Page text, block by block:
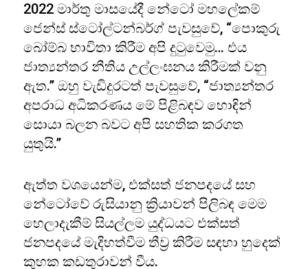
2022 මාර්තු මාසයේදී නේටෝ මහලේකම්
ජෙන්ස් ස්ටෝල්ටන්බර්ග් පැවසුවේ, “පොකුරු
බෝම්බ භාවිතා කිරීම අපි දුටුවෙමු… එය
ජාත්‍යන්තර නීතිය උල්ලංඝනය කිරීමක් වනු
ඇත.” ඔහු වැඩිදුරටත් පැවසුවේ, “ජාත්‍යන්තර
අපරාධ අධිකරණය මේ පිළිබඳව හොඳින්
සොයා බලන බවට අපි සහතික කරගත
යුතුයි.”
ඇත්ත වශයෙන්ම, එක්සත් ජනපදයේ සහ
නේටෝවේ රුසියානු ක්‍රියාවන් පිලිබඳ මෙම
හෙලාදැකීම් සියල්ලම යුද්ධයට එක්සත්
ජනපදයේ මැදිහත්වීම තීව්‍ර කිරීම සඳහා හුදෙක්
කුහක කඩතුරාවන් වීය.